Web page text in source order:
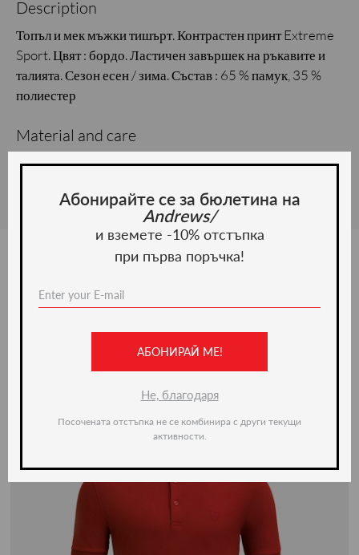
Description
Топъл и мек мъжки тишърт. Контрастен принт Extreme
Sport. Цвят : бордо. Ластичен завършек на ръкавите и
талията. Сезон есен / зима. Състав : 65 % памук, 35 %
полиестер
Material and care
Material: Cotton, Polyester
We recommend
Абонирайте се за бюлетина на
Andrews/
и вземете -10% отстъпка
при първа поръчка!
АБОНИРАЙ МЕ!
Не, благодаря
Посочената отстъпка не се комбинира с други текущи
активности.